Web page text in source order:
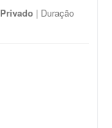
Privado | Duração